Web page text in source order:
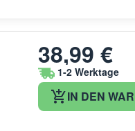
38,99 €
1-2 Werktage
IN DEN